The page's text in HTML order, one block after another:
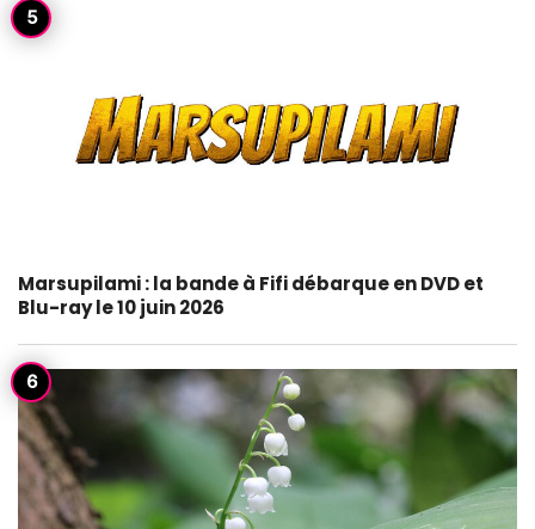
Marsupilami : la bande à Fifi débarque en DVD et
Blu-ray le 10 juin 2026